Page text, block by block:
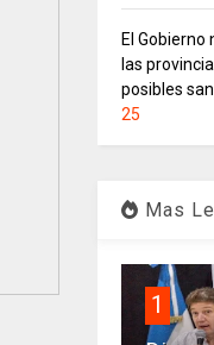
El
las
posibles
25
Mas
1